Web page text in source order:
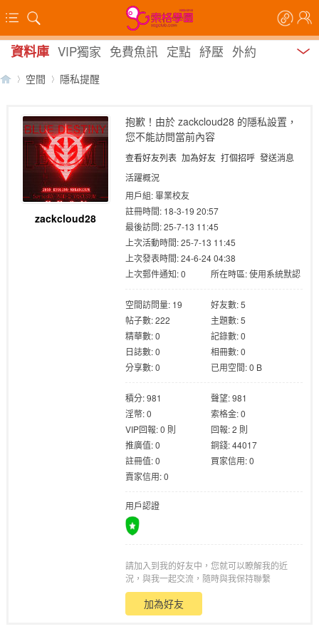
資料庫 VIP獨家 免費魚訊 定點 紓壓 外約
空間
›
隱私提醒
zackcloud28
抱歉！由於 zackcloud28 的隱私設置，
您不能訪問當前內容
查看好友列表 加為好友 打個招呼 發送消息
活躍概況
用戶組:畢業校友
註冊時間: 18-3-19 20:57
最後訪問: 25-7-13 11:45
上次活動時間: 25-7-13 11:45
上次發表時間: 24-6-24 04:38
上次郵件通知: 0
所在時區: 使用系統默認
空間訪問量: 19
好友數: 5
帖子數: 222
主題數: 5
精華數: 0
記錄數: 0
日誌數: 0
相冊數: 0
分享數: 0
已用空間: 0 B
積分: 981
聲望: 981
淫幣: 0
索格金: 0
VIP回報: 0 則
回報: 2 則
推廣值: 0
銅錢: 44017
註冊值: 0
買家信用: 0
賣家信用: 0
用戶認證
請加入到我的好友中，您就可以瞭解我的近
況，與我一起交流，隨時與我保持聯繫
加為好友